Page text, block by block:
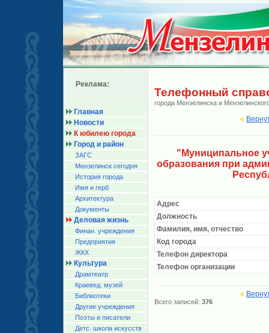
Реклама:
Главная
Новости
К юбилею города
Город и район
ЗАГС
Мензелинск сегодня
История города
Имя и герб
Архитектура
Документы
Деловая жизнь
Финан. учреждения
Предприятия
ЖКХ
Культура
Драмтеатр
Краевед. музей
Библиотеки
Другие учреждения
Поэты и писатели
Детс. школа искусств
Телефонный
города Мензелинска и
"Муниципальное
образования при
Адрес
Должность
Фамилия, имя, отчество
Код города
Телефон директора
Телефон организации
Всего записей: 376